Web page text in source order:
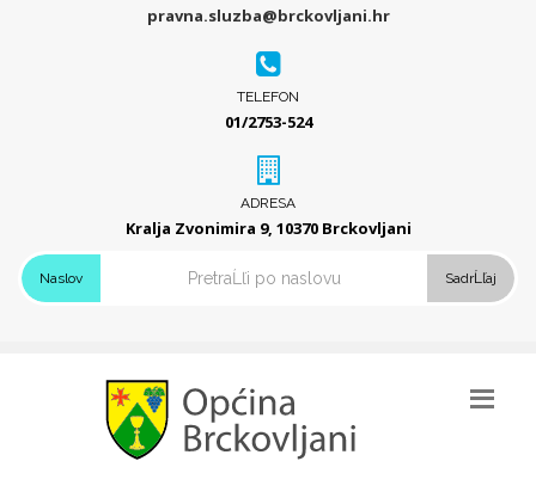
pravna.sluzba@brckovljani.hr
TELEFON
01/2753-524
ADRESA
Kralja Zvonimira 9, 10370 Brckovljani
Naslov SadrĹľaj